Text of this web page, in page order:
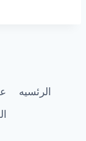
الرئسيه